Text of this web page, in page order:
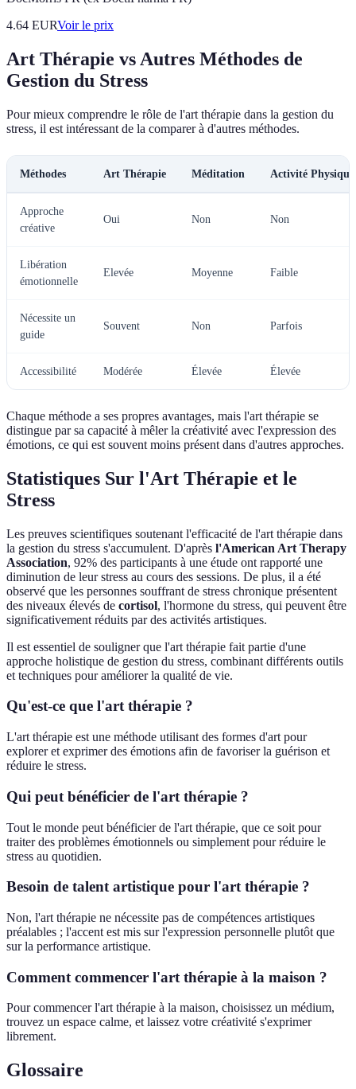
4.64 EURVoir le prix
Art Thérapie vs Autres Méthodes de
Gestion du Stress
Pour mieux comprendre le rôle de l'art thérapie dans la gestion du
stress, il est intéressant de la comparer à d'autres méthodes.
Méthodes Art Thérapie Méditation Activité Physique
Approche
créative
Oui Non Non
Libération
émotionnelle
Elevée Moyenne Faible
Nécessite un
guide
Souvent Non Parfois
Accessibilité Modérée Élevée Élevée
Chaque méthode a ses propres avantages, mais l'art thérapie se
distingue par sa capacité à mêler la créativité avec l'expression des
émotions, ce qui est souvent moins présent dans d'autres approches.
Statistiques Sur l'Art Thérapie et le
Stress
Les preuves scientifiques soutenant l'efficacité de l'art thérapie dans
la gestion du stress s'accumulent. D'après l'American Art Therapy
Association, 92% des participants à une étude ont rapporté une
diminution de leur stress au cours des sessions. De plus, il a été
observé que les personnes souffrant de stress chronique présentent
des niveaux élevés de cortisol, l'hormone du stress, qui peuvent être
significativement réduits par des activités artistiques.
Il est essentiel de souligner que l'art thérapie fait partie d'une
approche holistique de gestion du stress, combinant différents outils
et techniques pour améliorer la qualité de vie.
Qu'est-ce que l'art thérapie ?
L'art thérapie est une méthode utilisant des formes d'art pour
explorer et exprimer des émotions afin de favoriser la guérison et
réduire le stress.
Qui peut bénéficier de l'art thérapie ?
Tout le monde peut bénéficier de l'art thérapie, que ce soit pour
traiter des problèmes émotionnels ou simplement pour réduire le
stress au quotidien.
Besoin de talent artistique pour l'art thérapie ?
Non, l'art thérapie ne nécessite pas de compétences artistiques
préalables ; l'accent est mis sur l'expression personnelle plutôt que
sur la performance artistique.
Comment commencer l'art thérapie à la maison ?
Pour commencer l'art thérapie à la maison, choisissez un médium,
trouvez un espace calme, et laissez votre créativité s'exprimer
librement.
Glossaire